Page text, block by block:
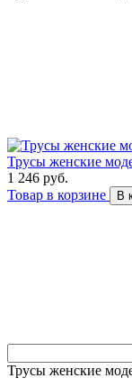
Трусы женские
1 246 руб.
Товар в корзине
В
Трусы женские